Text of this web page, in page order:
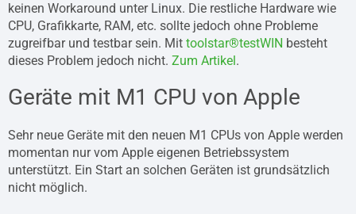
keinen Workaround unter Linux. Die restliche Hardware wie
CPU, Grafikkarte, RAM, etc. sollte jedoch ohne Probleme
zugreifbar und testbar sein. Mit toolstar®testWIN besteht
dieses Problem jedoch nicht. Zum Artikel .
Geräte mit M1 CPU von Apple
Sehr neue Geräte mit den neuen M1 CPUs von Apple werden
momentan nur vom Apple eigenen Betriebssystem
unterstützt. Ein Start an solchen Geräten ist grundsätzlich
nicht möglich.